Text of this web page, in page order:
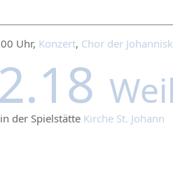
Uhr, Konzert, Chor der
in der Spielstätte Kirche St. Johann